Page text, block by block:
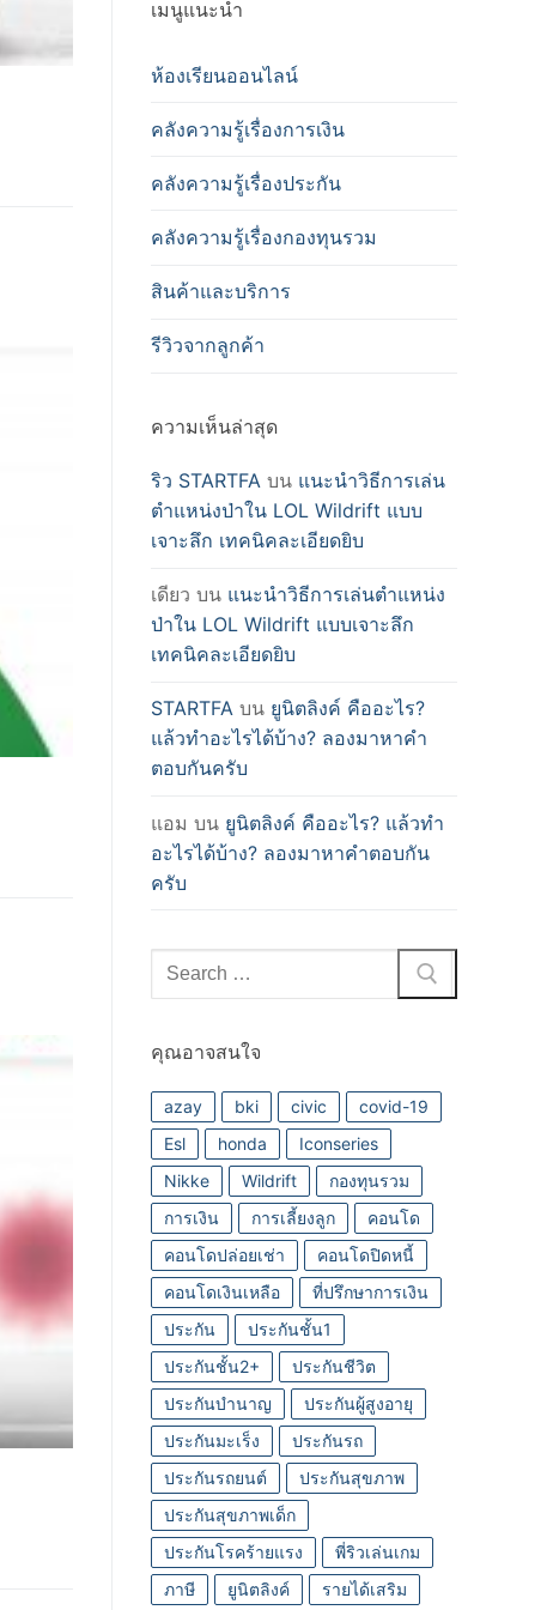
เมนูแนะนำ
ห้องเรียนออนไลน์
คลังความรู้เรื่องการเงิน
คลังความรู้เรื่องประกัน
คลังความรู้เรื่องกองทุนรวม
สินค้าและบริการ
รีวิวจากลูกค้า
ความเห็นล่าสุด
ริว STARTFA บน แนะนำวิธีการเล่น
ตำแหน่งป่าใน LOL Wildrift แบบ
เจาะลึก เทคนิคละเอียดยิบ
เดียว บน แนะนำวิธีการเล่นตำแหน่ง
ป่าใน LOL Wildrift แบบเจาะลึก
เทคนิคละเอียดยิบ
STARTFA บน ยูนิตลิงค์ คืออะไร?
แล้วทำอะไรได้บ้าง? ลองมาหาคำ
ตอบกันครับ
แอม บน ยูนิตลิงค์ คืออะไร? แล้วทำ
อะไรได้บ้าง? ลองมาหาคำตอบกัน
ครับ
Search
for:
คุณอาจสนใจ
azay bki civic
covid-19
Esl
honda
Iconseries
Nikke
Wildrift
กองทุนรวม
การเงิน
การเลี้ยงลูก
คอนโด
คอนโดปล่อยเช่า
คอนโดปิดหนี้
คอนโดเงินเหลือ
ที่ปรึกษาการเงิน
ประกัน
ประกันชั้น1
ประกันชั้น2+
ประกันชีวิต
ประกันบำนาญ
ประกันผู้สูงอายุ
ประกันมะเร็ง
ประกันรถ
ประกันรถยนต์
ประกันสุขภาพ
ประกันสุขภาพเด็ก
ประกันโรคร้ายแรง
พี่ริวเล่นเกม
ภาษี
ยูนิตลิงค์ รายได้เสริม